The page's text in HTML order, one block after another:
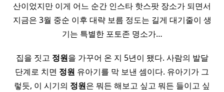
산이었지만 이게 어느 순간 인스타 핫스팟 장소가 되면서
지금은 3월 중순 이후 대략 보름 정도는 길게 대기줄이 생
기는 특별한 포토존 명소가…
집을 짓고 정원을 가꾸어 온 지 5년이 됐다. 사람의 발달
단계로 치면 정원 유아기를 막 보낸 셈이다. 유아기가 그
렇듯, 이 시기의 정원은 뭐든 해보고 싶고 뭐든 들이고 싶